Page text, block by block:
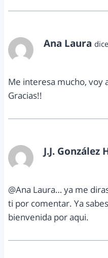
Ana Laura
Me interesa mucho, voy
Gracias!!
J.J. González
@Ana Laura… ya me
ti por comentar. Ya
bienvenida por aqui.